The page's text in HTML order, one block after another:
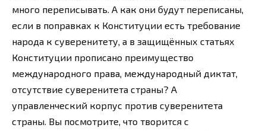
много переписывать. А как они будут переписаны,
если в поправках к Конституции есть требование
народа к суверенитету, а в защищённых статьях
Конституции прописано преимущество
международного права, международный диктат,
отсутствие суверенитета страны? А
управленческий корпус против суверенитета
страны. Вы посмотрите, что творится с